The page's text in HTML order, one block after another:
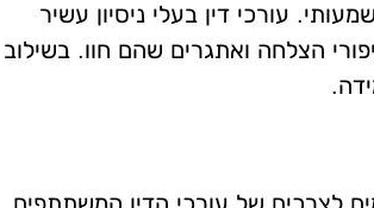
עורכי דין בעלי ניסיון עשיר
הצלחה ואתגרים שהם חוו. בשילוב